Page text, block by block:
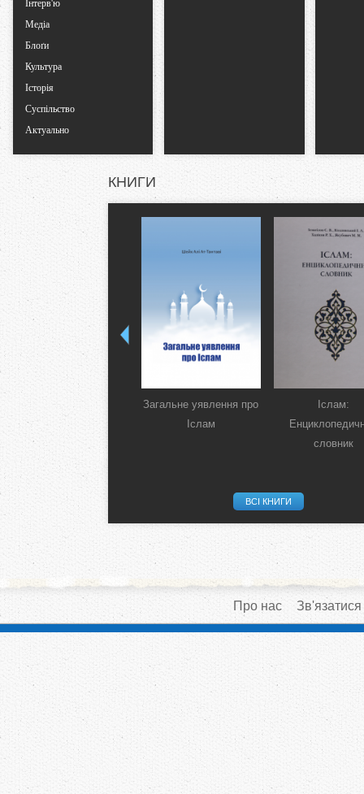
Інтерв'ю
Медіа
Блоґи
Культура
Історія
Суспільство
Актуально
КНИГИ
Загальне уявлення про
Іслам
Іслам:
словник
ВСІ КНИГИ
Про нас